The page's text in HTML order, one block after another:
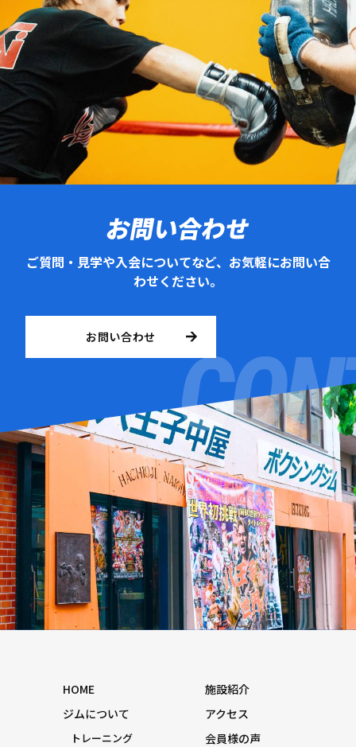
お問い合わせ
ご質問・見学や入会についてなど、お気軽にお問い合
わせください。
お問い合わせ
HOME
ジムについて
トレーニング
施設紹介
アクセス
会員様の声